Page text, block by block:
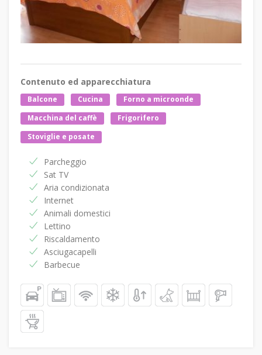
Contenuto ed apparecchiatura
Balcone Cucina
Forno a microonde
Macchina del caffè
Frigorifero
Stoviglie e posate
Parcheggio
Sat TV
Aria condizionata
Internet
Animali domestici
Lettino
Riscaldamento
Asciugacapelli
Barbecue